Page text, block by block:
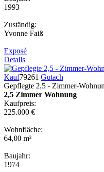
1993
Zuständig:
Yvonne Faiß
Exposé
Details
Kauf79261 Gutach
Gepflegte 2,5 - Zimmer-
2,5 Zimmer Wohnung
Kaufpreis:
225.000 €
Wohnfläche:
64,00 m²
Baujahr:
1974